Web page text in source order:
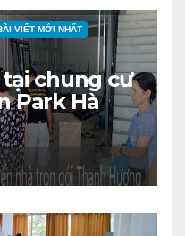
VIẾT MỚI NHẤT
chung cư
Park Hà